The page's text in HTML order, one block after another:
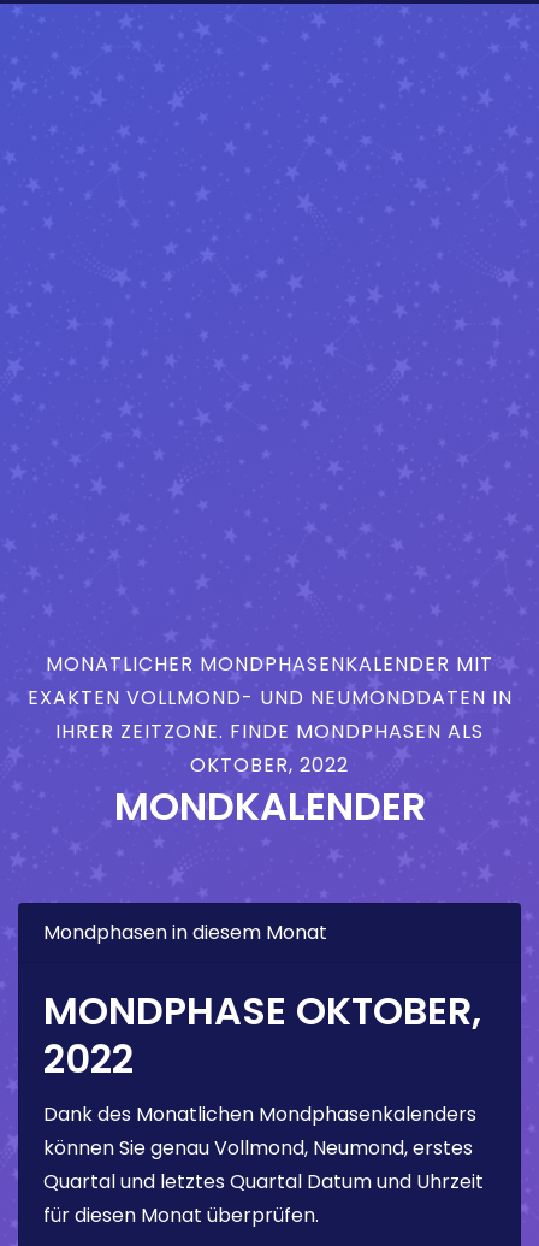
MONATLICHER MONDPHASENKALENDER MIT
EXAKTEN VOLLMOND- UND NEUMONDDATEN IN
IHRER ZEITZONE. FINDE MONDPHASEN ALS
OKTOBER, 2022
MONDKALENDER
Mondphasen in diesem Monat
MONDPHASE OKTOBER,
2022
Dank des Monatlichen Mondphasenkalenders
können Sie genau Vollmond, Neumond, erstes
Quartal und letztes Quartal Datum und Uhrzeit
für diesen Monat überprüfen.